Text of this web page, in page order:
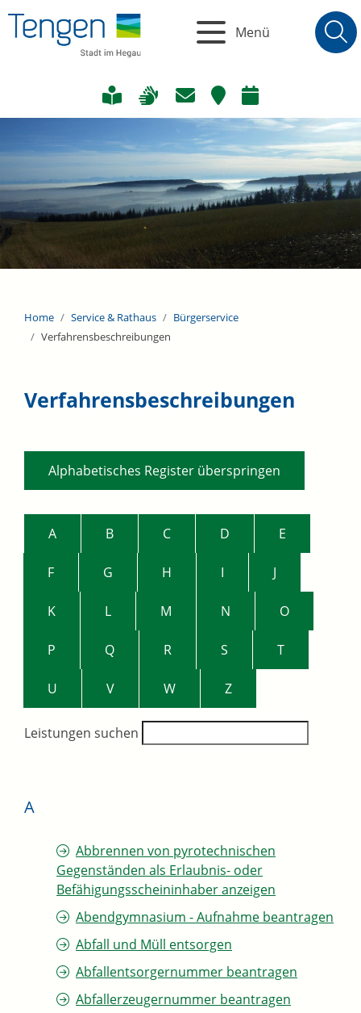
Menü
Home Service & Rathaus
Bürgerservice
Verfahrensbeschreibungen
Verfahrensbeschreibungen
Alphabetisches Register überspringen
A B C D E
F G H I J
K L M N O
P Q R S T
U V W Z
Leistungen suchen
A
Abbrennen von pyrotechnischen
Gegenständen als Erlaubnis- oder
Befähigungsscheininhaber anzeigen
Abendgymnasium - Aufnahme beantragen
Abfall und Müll entsorgen
Abfallentsorgernummer beantragen
Abfallerzeugernummer beantragen